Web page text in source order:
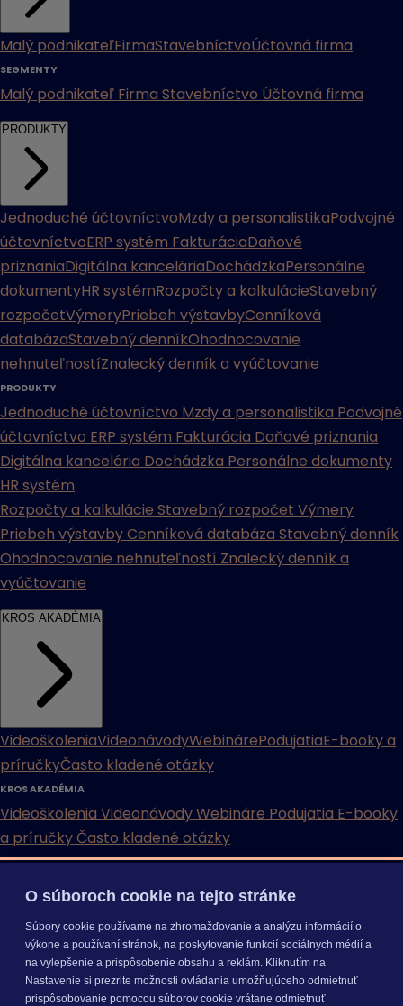
Malý podnikateľFirmaStavebníctvoÚčtovná firma
SEGMENTY
Malý podnikateľ Firma Stavebníctvo Účtovná firma
PRODUKTY
Jednoduché účtovníctvoMzdy a personalistikaPodvojné
účtovníctvoERP systém FakturáciaDaňové
priznaniaDigitálna kanceláriaDochádzkaPersonálne
dokumentyHR systémRozpočty a kalkulácieStavebný
rozpočetVýmeryPriebeh výstavbyCenníková
databázaStavebný denníkOhodnocovanie
nehnuteľnostíZnalecký denník a vyúčtovanie
PRODUKTY
Jednoduché účtovníctvo Mzdy a personalistika Podvojné
účtovníctvo ERP systém Fakturácia Daňové priznania
Digitálna kancelária Dochádzka Personálne dokumenty
HR systém
Rozpočty a kalkulácie Stavebný rozpočet Výmery
Priebeh výstavbyCenníková databáza Stavebný denník
Ohodnocovanie nehnuteľností Znalecký denník a
vyúčtovanie
KROS AKADÉMIA
VideoškoleniaVideonávodyWebinárePodujatiaE-booky a
príručkyČasto kladené otázky
KROS AKADÉMIA
Videoškolenia VideonávodyWebináre Podujatia E-booky
a príručkyČasto kladené otázky
Cenníky Odporučte nás Právne dokumenty
Odporúčaná
konfiguráciaAktualizácia verziíMobilné aplikácie
CenníkyOdporučte násPrávne dokumentyOdporúčaná
O súboroch cookie na tejto stránke
Súbory cookie používame na zhromažďovanie a analýzu informácií o
výkone a používaní stránok, na poskytovanie funkcií sociálnych médií a
na vylepšenie a prispôsobenie obsahu a reklám. Kliknutím na
Nastavenie si prezrite možnosti ovládania umožňujúceho odmietnuť
prispôsobovanie pomocou súborov cookie vrátane odmietnuť